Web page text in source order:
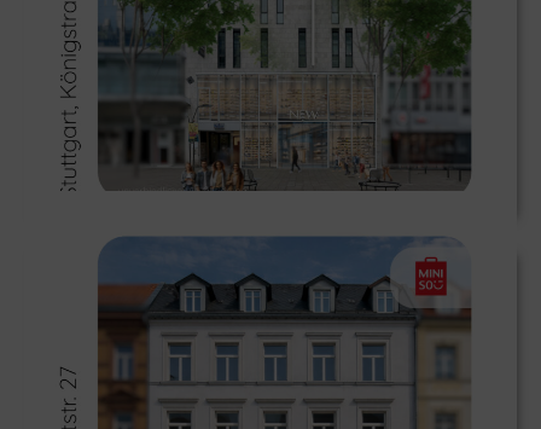
≫
Miniso zieht in Heidelbergs Toplage